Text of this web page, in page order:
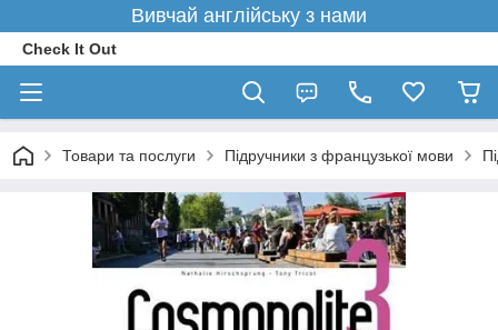
Вивчай англійську з нами
Check It Out
Товари та послуги Підручники з французької мови